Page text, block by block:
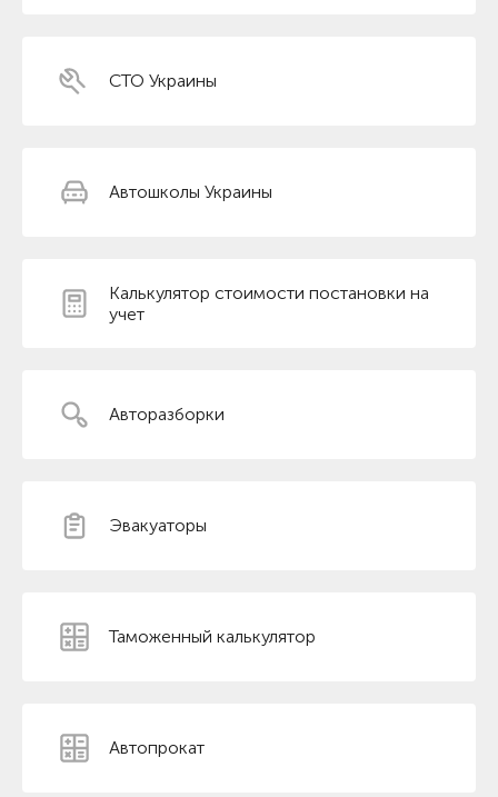
СТО Украины
Автошколы Украины
Калькулятор стоимости постановки на
учет
Авторазборки
Эвакуаторы
Таможенный калькулятор
Автопрокат